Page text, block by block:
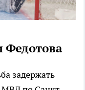
Федотова
задержать